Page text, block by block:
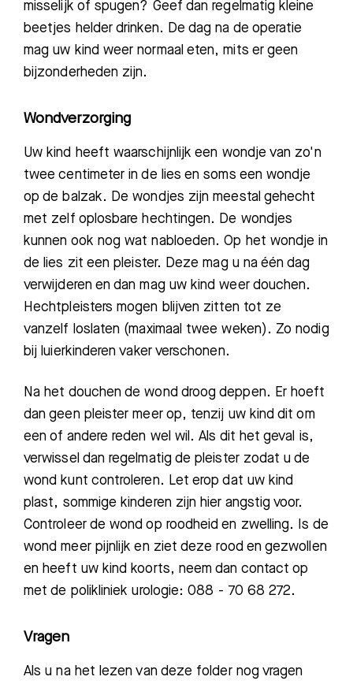
Zoeken
Meest gezocht:
Bezoektijden
Afspraak maken
misselijk of spugen? Geef dan regelmatig kleine
beetjes helder drinken. De dag na de operatie
mag uw kind weer normaal eten, mits er geen
bijzonderheden zijn.
Wondverzorging
Uw kind heeft waarschijnlijk een wondje van zo'n
twee centimeter in de lies en soms een wondje
op de balzak. De wondjes zijn meestal gehecht
met zelf oplosbare hechtingen. De wondjes
kunnen ook nog wat nabloeden. Op het wondje in
de lies zit een pleister. Deze mag u na één dag
verwijderen en dan mag uw kind weer douchen.
Hechtpleisters mogen blijven zitten tot ze
vanzelf loslaten (maximaal twee weken). Zo nodig
bij luierkinderen vaker verschonen.
Na het douchen de wond droog deppen. Er hoeft
dan geen pleister meer op, tenzij uw kind dit om
een of andere reden wel wil. Als dit het geval is,
verwissel dan regelmatig de pleister zodat u de
wond kunt controleren. Let erop dat uw kind
plast, sommige kinderen zijn hier angstig voor.
Controleer de wond op roodheid en zwelling. Is de
wond meer pijnlijk en ziet deze rood en gezwollen
en heeft uw kind koorts, neem dan contact op
met de polikliniek urologie: 088 - 70 68 272.
Vragen
Als u na het lezen van deze folder nog vragen